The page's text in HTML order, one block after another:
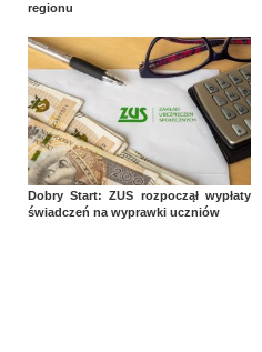
regionu
Dobry Start: ZUS rozpoczął wypłaty
świadczeń na wyprawki uczniów